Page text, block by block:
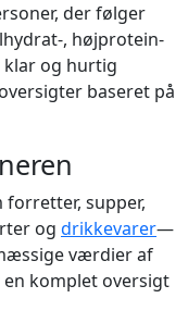
der følger
, højprotein-
og hurtig
baseret på
supper,
og drikkevarer—
værdier af
komplet oversigt